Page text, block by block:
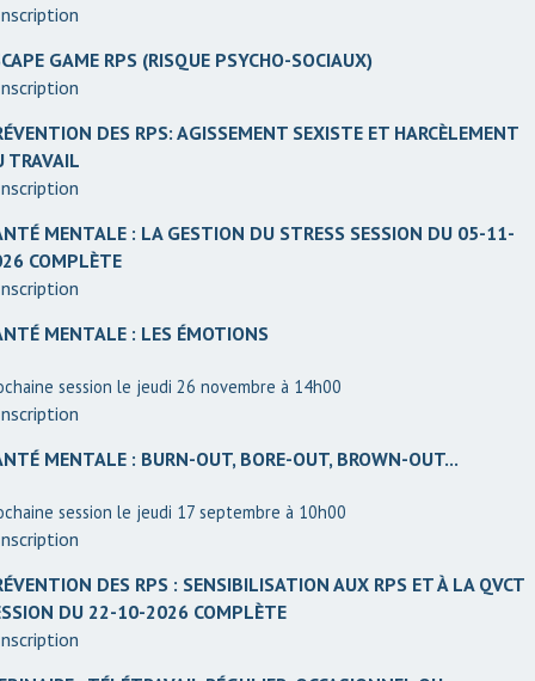
GAME RPS (RISQUE PSYCHO-SOCIAUX)
DES RPS: AGISSEMENT SEXISTE ET HARCÈLEMENT
TRAVAIL
MENTALE : LA GESTION DU STRESS SESSION DU 05-11-
COMPLÈTE
MENTALE : LES ÉMOTIONS
session le jeudi 26 novembre à 14h00
MENTALE : BURN-OUT, BORE-OUT, BROWN-OUT...
session le jeudi 17 septembre à 10h00
DES RPS : SENSIBILISATION AUX RPS ET À LA QVCT
DU 22-10-2026 COMPLÈTE